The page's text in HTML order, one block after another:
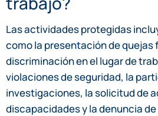
Las actividades protegidas
como la presentación de quejas
discriminación en el lugar de
violaciones de seguridad, la
investigaciones, la solicitud de
discapacidades y la denuncia